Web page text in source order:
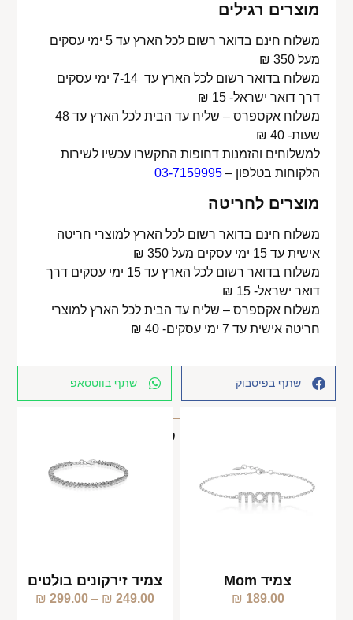
מוצרים רגילים
משלוח חינם בדואר רשום לכל הארץ עד 5 ימי עסקים
מעל 350 ₪
משלוח בדואר רשום לכל הארץ עד 7-14 ימי עסקים
דרך דואר ישראל- 15 ₪
משלוח אקספרס – שליח עד הבית לכל הארץ עד 48
שעות- 40 ₪
למשלוחים והזמנות דחופות התקשרו עכשיו לשירות
הלקוחות בטלפון –03-7159995
מוצרים לחריטה
משלוח חינם בדואר רשום לכל הארץ למוצרי חריטה
אישית עד 15 ימי עסקים מעל 350 ₪
משלוח בדואר רשום לכל הארץ עד 15 ימי עסקים דרך
דואר ישראל- 15 ₪
משלוח אקספרס – שליח עד הבית לכל הארץ למוצרי
חריטה אישית עד 7 ימי עסקים- 40 ₪
שתף בפיסבוק שתף בווטסאפ
מוצרים קשורים
צמיד Mom
189.00
₪
צמיד זירקונים בולטים
249.00
₪
–
299.00
₪